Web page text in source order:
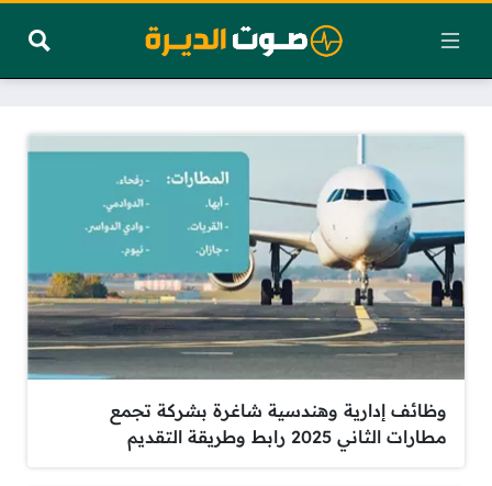
وظائف إدارية وهندسية شاغرة بشركة تجمع
مطارات الثاني 2025 رابط وطريقة التقديم